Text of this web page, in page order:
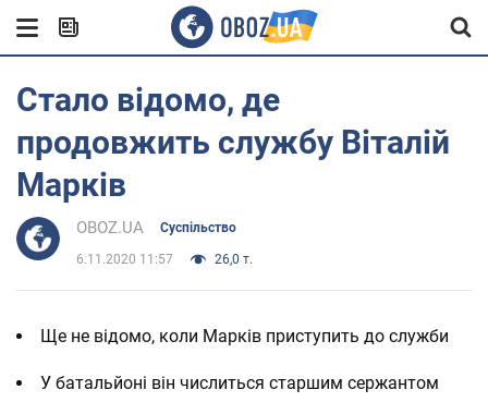
Стало відомо, де
продовжить службу Віталій
Марків
OBOZ.UA Суспільство
6.11.2020 11:57 26,0 т.
Ще не відомо, коли Марків приступить до служби
У батальйоні він числиться старшим сержантом